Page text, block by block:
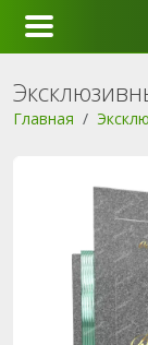
Главная